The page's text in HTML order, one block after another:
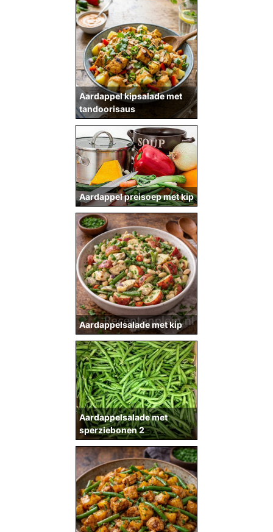
Aardappel kipsalade met
tandoorisaus
Aardappel preisoep met kip
Aardappelsalade met kip
Aardappelsalade met
sperziebonen 2